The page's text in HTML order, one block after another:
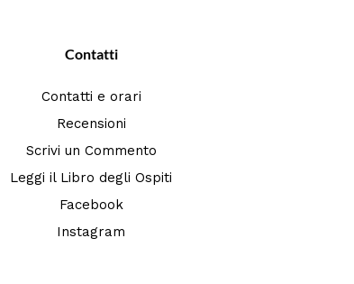
Contatti
Contatti e orari
Recensioni
Scrivi un Commento
Leggi il Libro degli Ospiti
Facebook
Instagram